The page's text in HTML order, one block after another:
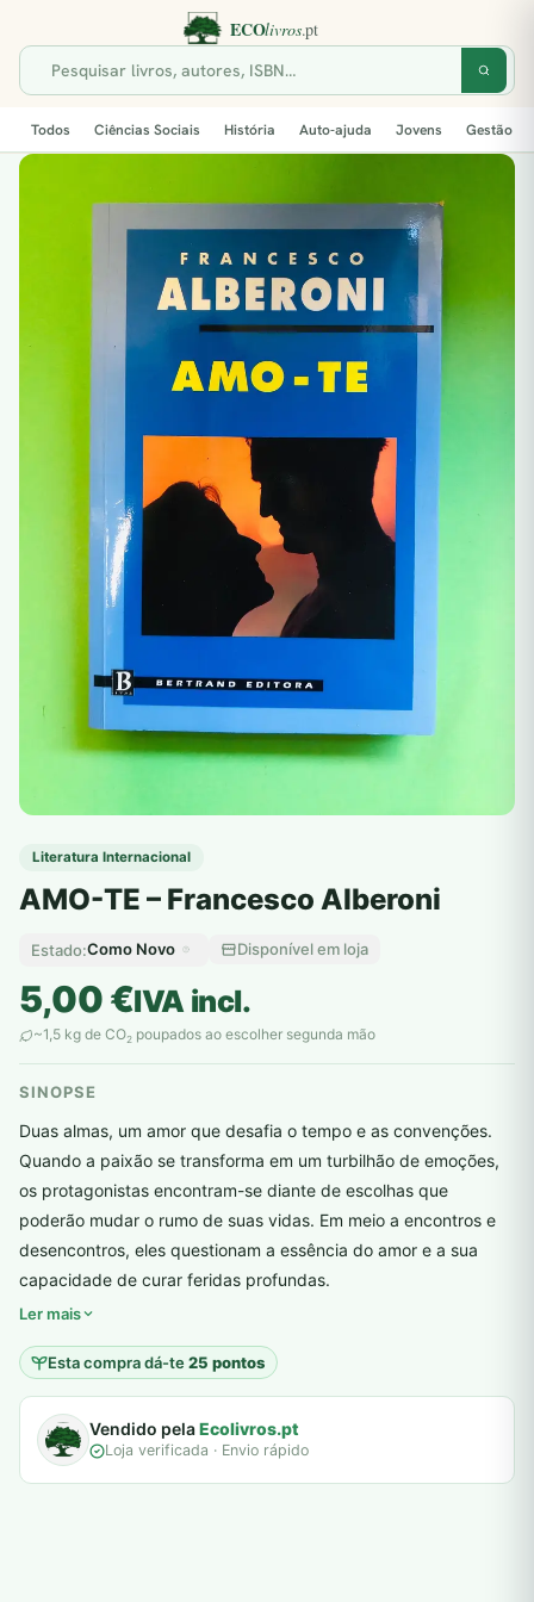
Todos Ciências Sociais História Auto-ajuda Jovens Gestão
Literatura Internacional
AMO-TE – Francesco Alberoni
Estado:Como Novo Disponível em loja
5,00€IVA incl.
~1,5 kg de CO2 poupados ao escolher segunda mão
SINOPSE
Duas almas, um amor que desafia o tempo e as convenções.
Quando a paixão se transforma em um turbilhão de emoções,
os protagonistas encontram-se diante de escolhas que
poderão mudar o rumo de suas vidas. Em meio a encontros e
desencontros, eles questionam a essência do amor e a sua
capacidade de curar feridas profundas.
Ler mais
Esta compra dá-te25 pontos
Vendido pelaEcolivros.pt
Loja verificada · Envio rápido